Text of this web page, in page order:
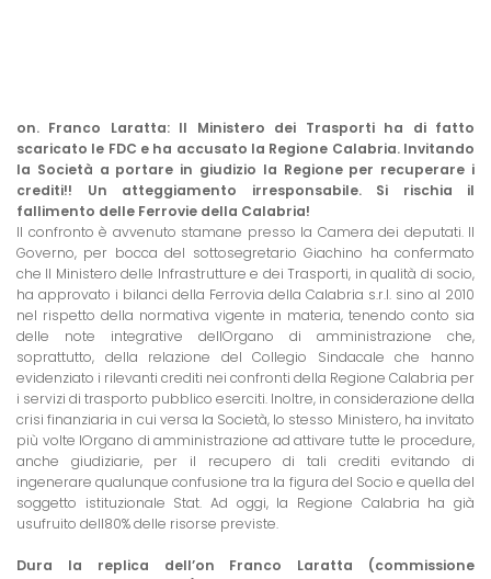
on. Franco Laratta: Il Ministero dei Trasporti ha di fatto
scaricato le FDC e ha accusato la Regione Calabria. Invitando
la Società a portare in giudizio la Regione per recuperare i
crediti!! Un atteggiamento irresponsabile. Si rischia il
fallimento delle Ferrovie della Calabria!
Il confronto è avvenuto stamane presso la Camera dei deputati. Il
Governo, per bocca del sottosegretario Giachino ha confermato
che Il Ministero delle Infrastrutture e dei Trasporti, in qualità di socio,
ha approvato i bilanci della Ferrovia della Calabria s.r.l. sino al 2010
nel rispetto della normativa vigente in materia, tenendo conto sia
delle note integrative dellOrgano di amministrazione che,
soprattutto, della relazione del Collegio Sindacale che hanno
evidenziato i rilevanti crediti nei confronti della Regione Calabria per
i servizi di trasporto pubblico eserciti. Inoltre, in considerazione della
crisi finanziaria in cui versa la Società, lo stesso Ministero, ha invitato
più volte lOrgano di amministrazione ad attivare tutte le procedure,
anche giudiziarie, per il recupero di tali crediti evitando di
ingenerare qualunque confusione tra la figura del Socio e quella del
soggetto istituzionale Stat. Ad oggi, la Regione Calabria ha già
usufruito dell80% delle risorse previste.
Dura la replica dell’on Franco Laratta (commissione